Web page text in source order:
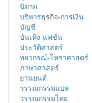
นิยาย
บริหารธุรกิจ-การเงิน
บัญชี
บันเทิง-แฟชั่น
ประวัติศาสตร์
พยากรณ์-โหราศาสตร์
ภาษาศาสตร์
ยานยนต์
วรรณกรรมแปล
วรรณกรรมไทย